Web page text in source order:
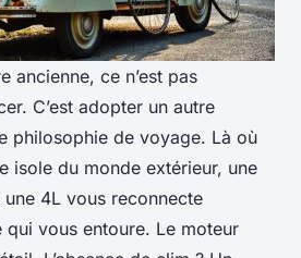
ancienne, ce n’est pas
C’est adopter un autre
philosophie de voyage. Là où
isole du monde extérieur, une
une 4L vous reconnecte
qui vous entoure. Le moteur